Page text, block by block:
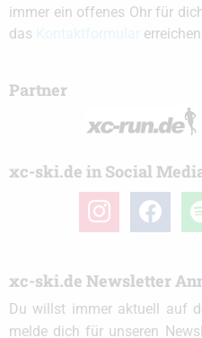
immer ein offenes Ohr für
das
Partner
xc-ski.de in Social
instagramfacebook
xc-ski.de Newsletter
Du willst immer aktuell auf
melde dich für unseren